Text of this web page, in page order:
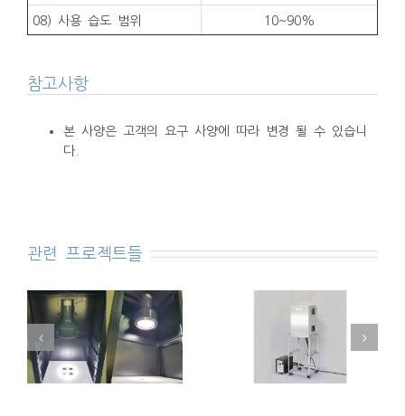
08) 사용 습도 범위 10~90%
참고사항
본 사양은 고객의 요구 사양에 따라 변경 될 수 있습니
다.
관련 프로젝트들